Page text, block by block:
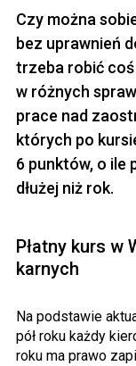
Czy można
bez uprawnień
trzeba robić
w różnych
prace nad
których po
6 punktów, o ile
dłużej niż rok.
Płatny kurs w
karnych
Na podstawie
pół roku każdy
roku ma prawo